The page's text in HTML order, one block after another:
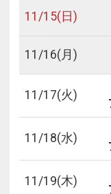
11/15(日)
11/16(月)
11/17(火)
11/18(水)
11/19(木)